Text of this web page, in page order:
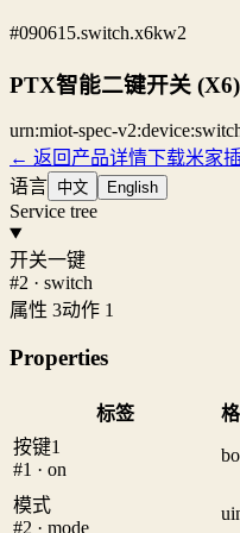
#090615.switch.x6kw2
PTX智能二键开关 (X6)
urn:miot-spec-
← 返回产品详情下载米家
语言 中文 English
Service tree
开关一键
#2 · switch
属性 3动作 1
Properties
标签
按键1
#1 · on
模式
#2 · mode